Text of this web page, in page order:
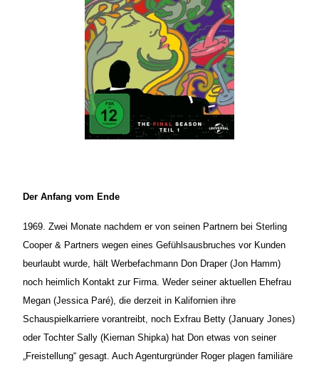
Der Anfang vom Ende
1969. Zwei Monate nachdem er von seinen Partnern bei Sterling
Cooper & Partners wegen eines Gefühlsausbruches vor Kunden
beurlaubt wurde, hält Werbefachmann Don Draper (Jon Hamm)
noch heimlich Kontakt zur Firma. Weder seiner aktuellen Ehefrau
Megan (Jessica Paré), die derzeit in Kalifornien ihre
Schauspielkarriere vorantreibt, noch Exfrau Betty (January Jones)
oder Tochter Sally (Kiernan Shipka) hat Don etwas von seiner
„Freistellung“ gesagt. Auch Agenturgründer Roger plagen familiäre